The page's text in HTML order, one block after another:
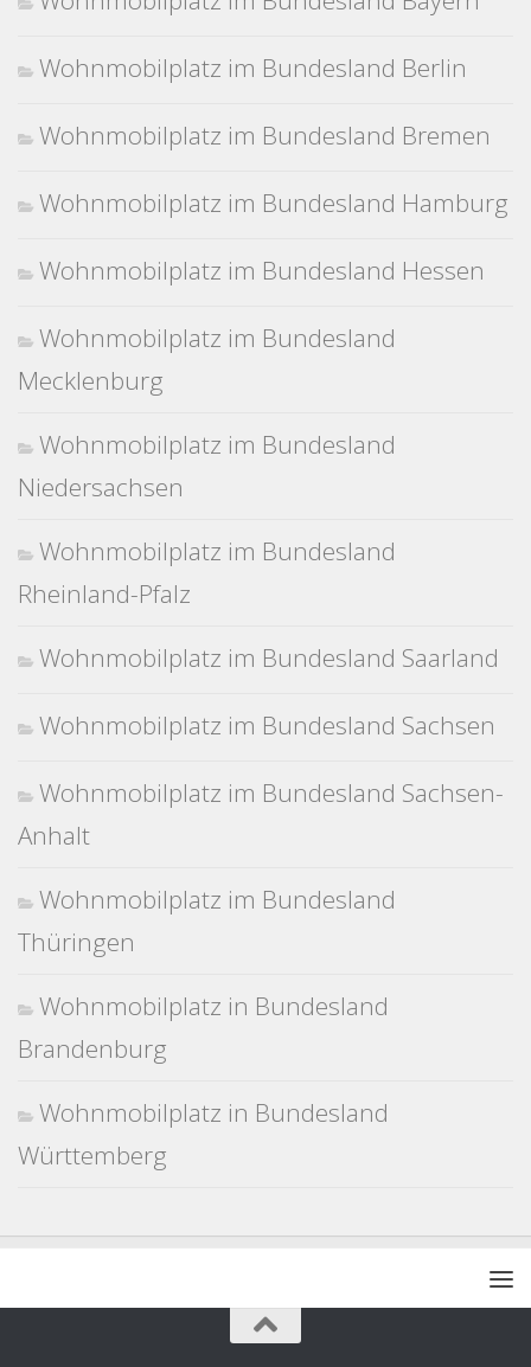
Wohnmobilplatz im Bundesland Berlin
Wohnmobilplatz im Bundesland Bremen
Wohnmobilplatz im Bundesland Hamburg
Wohnmobilplatz im Bundesland Hessen
Wohnmobilplatz im Bundesland
Mecklenburg
Wohnmobilplatz im Bundesland
Niedersachsen
Wohnmobilplatz im Bundesland
Rheinland-Pfalz
Wohnmobilplatz im Bundesland Saarland
Wohnmobilplatz im Bundesland Sachsen
Wohnmobilplatz im Bundesland Sachsen-
Anhalt
Wohnmobilplatz im Bundesland
Thüringen
Wohnmobilplatz in Bundesland
Brandenburg
Wohnmobilplatz in Bundesland
Württemberg